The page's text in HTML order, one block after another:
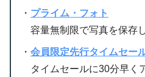
・ プライム・フォト
容量無制限で写真を保存
・ 会員限定先行タイムセー
タイムセールに30分早く